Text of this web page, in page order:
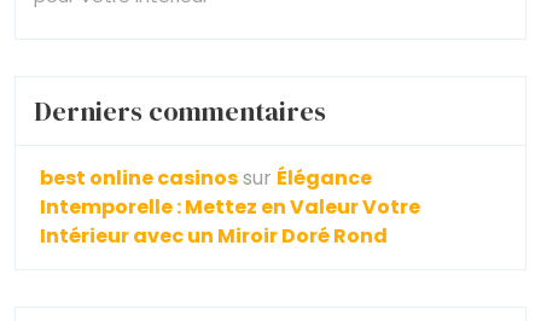
Derniers commentaires
best online casinossur Élégance
Intemporelle : Mettez en Valeur Votre
Intérieur avec un Miroir Doré Rond